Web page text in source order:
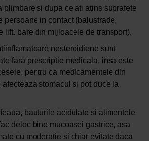
plimbare si dupa ce ati atins suprafete
persoane in contact (balustrade,
lift, bare din mijloacele de transport).
nesteroidiene sunt
fara prescriptie medicala, insa este
pentru ca medicamentele din
afecteaza stomacul si pot duce la
bauturile acidulate si alimentele
deloc bine mucoasei gastrice, asa
cu moderatie si chiar evitate daca